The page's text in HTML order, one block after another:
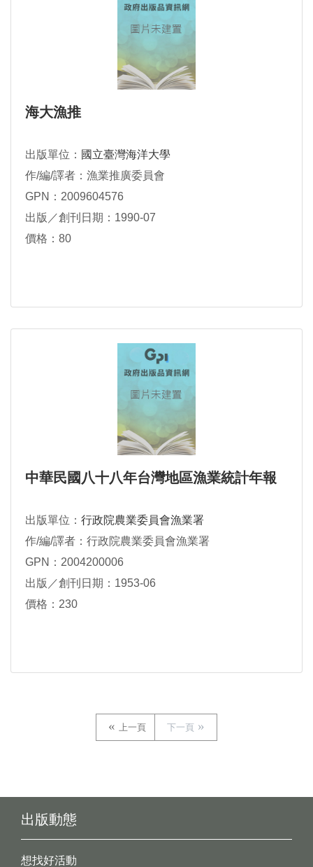
海大漁推
出版單位： 國立臺灣海洋大學
作/編/譯者：漁業推廣委員會
GPN：2009604576
出版／創刊日期：1990-07
價格：80
中華民國八十八年台灣地區漁業統計年報
出版單位： 行政院農業委員會漁業署
作/編/譯者：行政院農業委員會漁業署
GPN：2004200006
出版／創刊日期：1953-06
價格：230
上一頁 下一頁
出版動態
想找好活動